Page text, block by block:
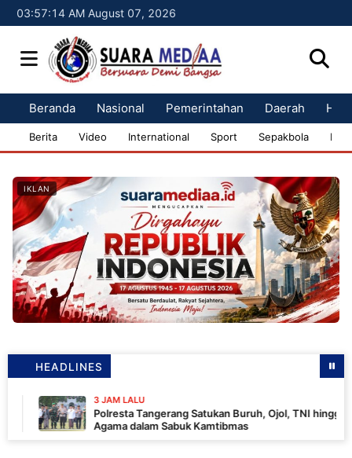
03:57:15 AM August 07, 2026
Beranda Nasional Pemerintahan Daerah
Berita Video International Sport Sepakbola
IKLAN
HEADLINES
3 JAM LALU
Polresta Tangerang Satukan Buruh, Ojol, TNI hingga Tokoh
Agama dalam Sabuk Kamtibmas